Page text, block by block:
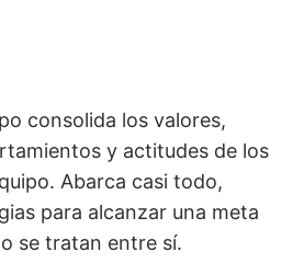
consolida los valores,
y actitudes de los
Abarca casi todo,
para alcanzar una meta
se tratan entre sí.